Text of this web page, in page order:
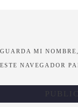
GUARDA MI
ESTE NAVEGADOR